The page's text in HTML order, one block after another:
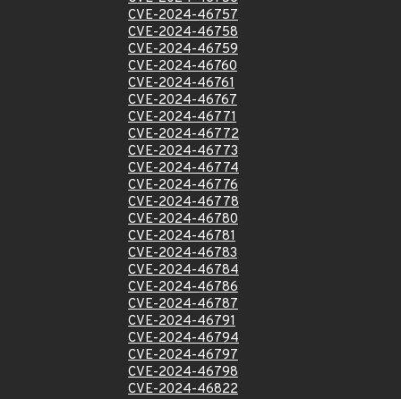
CVE-2024-46757
CVE-2024-46758
CVE-2024-46759
CVE-2024-46760
CVE-2024-46761
CVE-2024-46767
CVE-2024-46771
CVE-2024-46772
CVE-2024-46773
CVE-2024-46774
CVE-2024-46776
CVE-2024-46778
CVE-2024-46780
CVE-2024-46781
CVE-2024-46783
CVE-2024-46784
CVE-2024-46786
CVE-2024-46787
CVE-2024-46791
CVE-2024-46794
CVE-2024-46797
CVE-2024-46798
CVE-2024-46822